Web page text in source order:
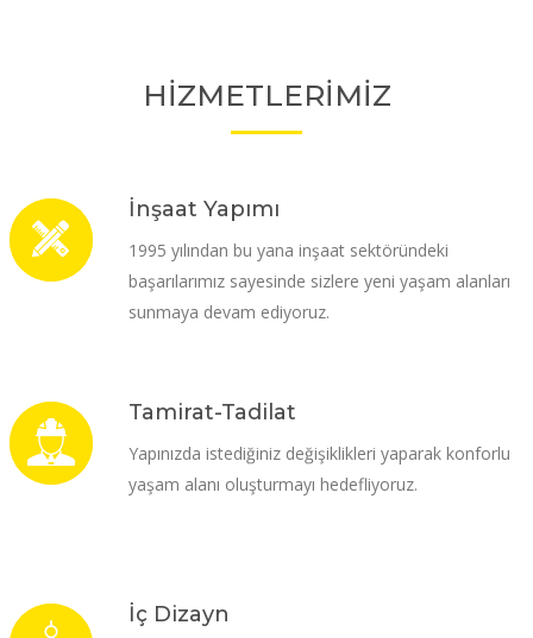
HİZMETLERİMİZ
İnşaat Yapımı
1995 yılından bu yana inşaat sektöründeki
başarılarımız sayesinde sizlere yeni yaşam alanları
sunmaya devam ediyoruz.
Tamirat-Tadilat
Yapınızda istediğiniz değişiklikleri yaparak konforlu
yaşam alanı oluşturmayı hedefliyoruz.
İç Dizayn